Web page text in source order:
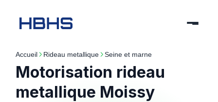
Accueil rideau metallique seine et marne
Motorisation rideau
metallique Moissy